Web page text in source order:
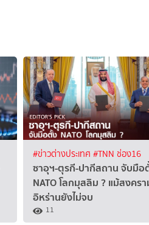
#ข่าวต่างประเทศ #TNN ช่อง16
ซาอุฯ-ตุรกี-ปากีสถาน จับมือ
NATO โลกมุสลิม ? แม้สงคร
อิหร่านยังไม่จบ
11